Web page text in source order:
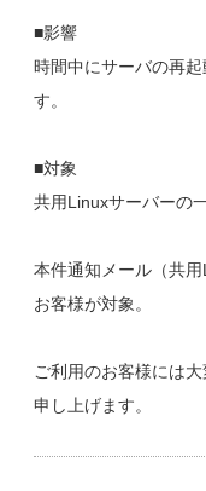
■影響
時間中にサーバの再
す。
■対象
共用Linuxサーバーの
本件通知メール（共
お客様が対象。
ご利用のお客様には
申し上げます。